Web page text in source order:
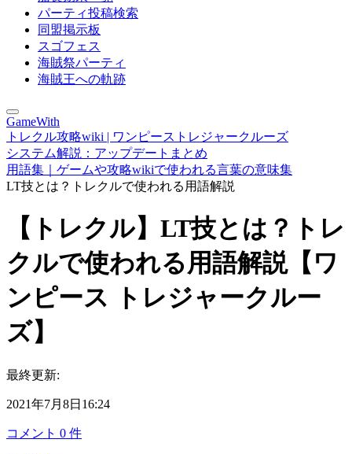
パーティ投稿検索
同盟掲示板
スゴフェス
海賊祭パーティ
海賊王への軌跡
GameWith
トレクル攻略wiki | ワンピーストレジャークルーズ
システム解説：アップデートまとめ
用語集｜ゲームや攻略wikiで使われる言葉の意味集
LT技とは？トレクルで使われる用語解説
【トレクル】LT技とは？トレ
クルで使われる用語解説【ワ
ンピース トレジャークルー
ズ】
最終更新:
2021年7月8日16:24
コメント 0 件